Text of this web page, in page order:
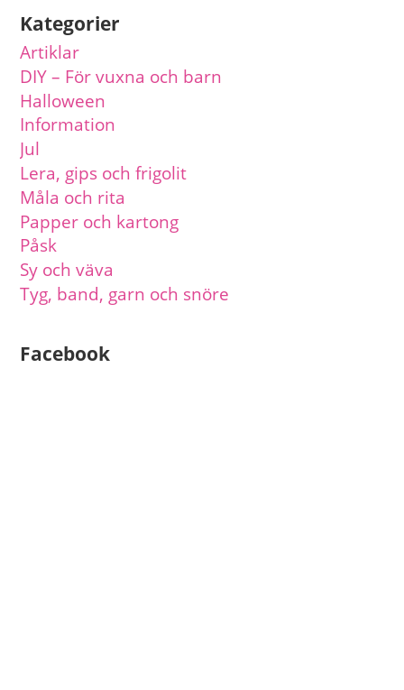
Kategorier
Artiklar
DIY – För vuxna och barn
Halloween
Information
Jul
Lera, gips och frigolit
Måla och rita
Papper och kartong
Påsk
Sy och väva
Tyg, band, garn och snöre
Facebook